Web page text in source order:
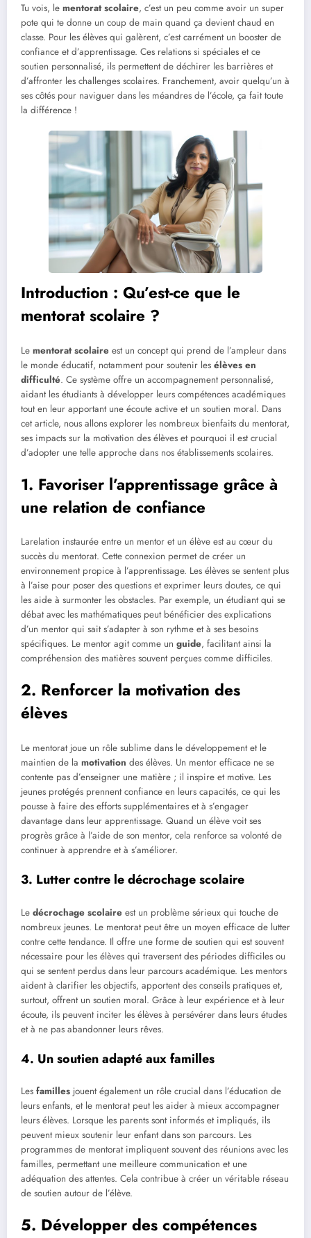
Tu vois, le mentorat scolaire, c’est un peu comme avoir un super
pote qui te donne un coup de main quand ça devient chaud en
classe. Pour les élèves qui galèrent, c’est carrément un booster de
confiance et d’apprentissage. Ces relations si spéciales et ce
soutien personnalisé, ils permettent de déchirer les barrières et
d’affronter les challenges scolaires. Franchement, avoir quelqu’un à
ses côtés pour naviguer dans les méandres de l’école, ça fait toute
la différence !
Introduction : Qu’est-ce que le
mentorat scolaire ?
Le mentorat scolaire est un concept qui prend de l’ampleur dans
le monde éducatif, notamment pour soutenir les élèves en
difficulté. Ce système offre un accompagnement personnalisé,
aidant les étudiants à développer leurs compétences académiques
tout en leur apportant une écoute active et un soutien moral. Dans
cet article, nous allons explorer les nombreux bienfaits du mentorat,
ses impacts sur la motivation des élèves et pourquoi il est crucial
d’adopter une telle approche dans nos établissements scolaires.
1. Favoriser l’apprentissage grâce à
une relation de confiance
Larelation instaurée entre un mentor et un élève est au cœur du
succès du mentorat. Cette connexion permet de créer un
environnement propice à l’apprentissage. Les élèves se sentent plus
à l’aise pour poser des questions et exprimer leurs doutes, ce qui
les aide à surmonter les obstacles. Par exemple, un étudiant qui se
débat avec les mathématiques peut bénéficier des explications
d’un mentor qui sait s’adapter à son rythme et à ses besoins
spécifiques. Le mentor agit comme un guide, facilitant ainsi la
compréhension des matières souvent perçues comme difficiles.
2. Renforcer la motivation des
élèves
Le mentorat joue un rôle sublime dans le développement et le
maintien de la motivation des élèves. Un mentor efficace ne se
contente pas d’enseigner une matière ; il inspire et motive. Les
jeunes protégés prennent confiance en leurs capacités, ce qui les
pousse à faire des efforts supplémentaires et à s’engager
davantage dans leur apprentissage. Quand un élève voit ses
progrès grâce à l’aide de son mentor, cela renforce sa volonté de
continuer à apprendre et à s’améliorer.
3. Lutter contre le décrochage scolaire
Le décrochage scolaire est un problème sérieux qui touche de
nombreux jeunes. Le mentorat peut être un moyen efficace de lutter
contre cette tendance. Il offre une forme de soutien qui est souvent
nécessaire pour les élèves qui traversent des périodes difficiles ou
qui se sentent perdus dans leur parcours académique. Les mentors
aident à clarifier les objectifs, apportent des conseils pratiques et,
surtout, offrent un soutien moral. Grâce à leur expérience et à leur
écoute, ils peuvent inciter les élèves à persévérer dans leurs études
et à ne pas abandonner leurs rêves.
4. Un soutien adapté aux familles
Les familles jouent également un rôle crucial dans l’éducation de
leurs enfants, et le mentorat peut les aider à mieux accompagner
leurs élèves. Lorsque les parents sont informés et impliqués, ils
peuvent mieux soutenir leur enfant dans son parcours. Les
programmes de mentorat impliquent souvent des réunions avec les
familles, permettant une meilleure communication et une
adéquation des attentes. Cela contribue à créer un véritable réseau
de soutien autour de l’élève.
5. Développer des compétences